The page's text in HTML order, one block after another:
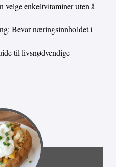
velge enkeltvitaminer uten å
Bevar næringsinnholdet i
til livsnødvendige